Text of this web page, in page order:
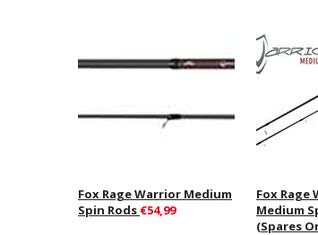
Fox Rage Warrior Medium
Spin Rods €54,99
Fox
Medium
(Spares